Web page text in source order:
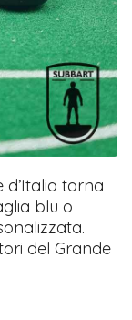
torna
blu o
del Grande